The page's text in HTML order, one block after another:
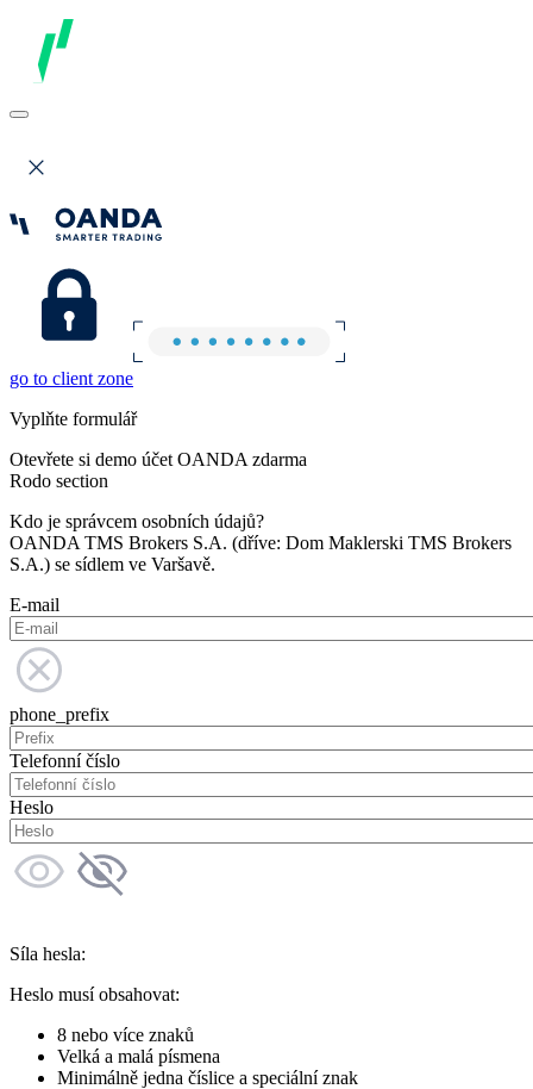
go to client zone
Vyplňte formulář
Otevřete si demo účet OANDA zdarma
Rodo section
Kdo je správcem osobních údajů?
OANDA TMS Brokers S.A. (dříve: Dom Maklerski TMS Brokers
S.A.) se sídlem ve Varšavě.
E-mail
phone_prefix
Telefonní číslo
Heslo
Síla hesla:
Heslo musí obsahovat:
8 nebo více znaků
Velká a malá písmena
Minimálně jedna číslice a speciální znak